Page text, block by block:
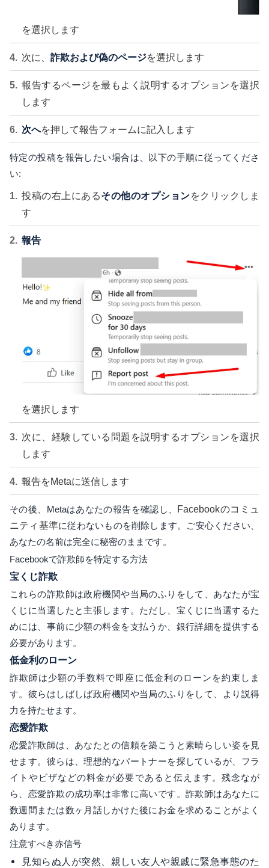
を選択します
次に、 詐欺および偽のページを選択します
報告するページを最もよく説明するオプションを選択
します
次へを押して報告フォームに記入します
特定の投稿を報告したい場合は、以下の手順に従ってくださ
い:
投稿の右上にあるその他のオプションをクリックしま
す
報告
を選択します
次に、経験している問題を説明するオプションを選択
します
報告をMetaに送信します
その後、Metaはあなたの報告を確認し、 Facebookのコミュ
ニティ基準に従わないものを削除します。ご安心ください、
あなたの名前は完全に秘密のままです。
Facebookで詐欺師を特定する方法
宝くじ詐欺
これらの詐欺師は政府機関や当局のふりをして、あなたが宝
くじに当選したと主張します。ただし、宝くじに当選するた
めには、事前に少額の料金を支払うか、銀行詳細を提供する
必要があります。
低金利のローン
詐欺師は少額の手数料で即座に低金利のローンを約束しま
す。彼らはしばしば政府機関や当局のふりをして、より説得
力を持たせます。
恋愛詐欺
恋愛詐欺師は、あなたとの信頼を築こうと素晴らしい姿を見
せます。彼らは、理想的なパートナーを探しているが、フラ
イトやビザなどの料金が必要であると伝えます。残念なが
ら、恋愛詐欺の成功率は非常に高いです。詐欺師はあなたに
数週間または数ヶ月話しかけた後にお金を求めることがよく
あります。
注意すべき赤信号
見知らぬ人が突然、親しい友人や親戚に緊急事態のた